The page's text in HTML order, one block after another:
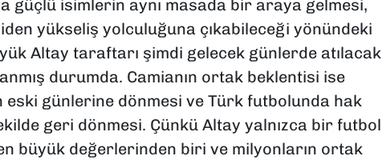
güçlü isimlerin aynı masada bir araya gelmesi,
yükseliş yolculuğuna çıkabileceği yönündeki
Altay taraftarı şimdi gelecek günlerde atılacak
durumda. Camianın ortak beklentisi ise
eski günlerine dönmesi ve Türk futbolunda hak
geri dönmesi. Çünkü Altay yalnızca bir futbol
büyük değerlerinden biri ve milyonların ortak